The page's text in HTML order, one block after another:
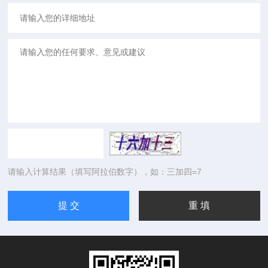
请输入计算结果（填写阿拉伯数字），如：三加四=7